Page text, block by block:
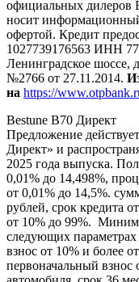
официальных дилеров
носит
офертой. Кредит
1027739176563 ИНН
Ленинградское шоссе,
№2766 от 27.11.2014.
на https://
Bestune B70 Директ
Предложение
Директ» и
2025 года выпуска.
0,01% до 14,498%,
от 0,01% до 14,5%.
рублей, срок кредита
от 10% до 99%.
следующих параметрах
взнос от 10% и более
первоначальный взнос